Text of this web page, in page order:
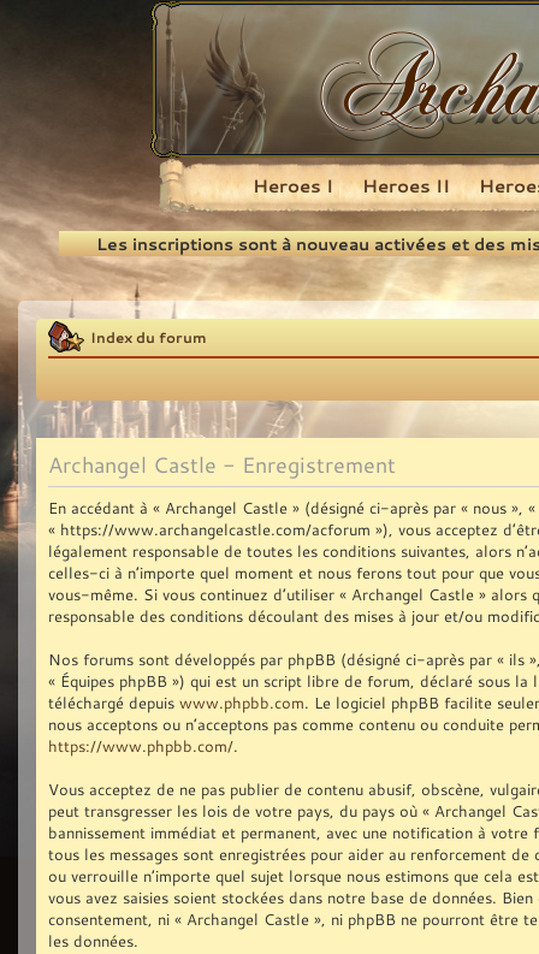
Recherche
Heroes I Heroes II
Les inscriptions sont à nouveau activées et des
Index du forum
Archangel Castle - Enregistrement
En accédant à « Archangel Castle » (désigné ci-après par « nous »,
« https://www.archangelcastle.com/acforum »), vous acceptez
légalement responsable de toutes les conditions suivantes, alors
celles-ci à n’importe quel moment et nous ferons tout pour que
vous-même. Si vous continuez d’utiliser « Archangel Castle »
responsable des conditions découlant des mises à jour et/ou
Nos forums sont développés par phpBB (désigné ci-après par « ils
« Équipes phpBB ») qui est un script libre de forum, déclaré sous la
téléchargé depuis www.phpbb.com. Le logiciel phpBB facilite
nous acceptons ou n’acceptons pas comme contenu ou conduite
https://www.phpbb.com/.
Vous acceptez de ne pas publier de contenu abusif, obscène,
peut transgresser les lois de votre pays, du pays où « Archangel
bannissement immédiat et permanent, avec une notification à votre
tous les messages sont enregistrées pour aider au renforcement
ou verrouille n’importe quel sujet lorsque nous estimons que cela
vous avez saisies soient stockées dans notre base de données.
consentement, ni « Archangel Castle », ni phpBB ne pourront être
les données.